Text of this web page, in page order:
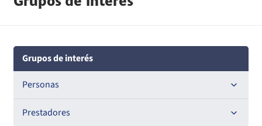
Grupos de interés
Personas
Beneficiarios ISAPREs
Prestadores